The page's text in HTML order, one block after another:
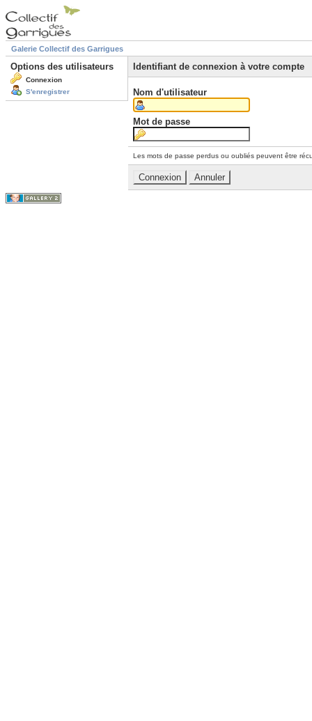
Galerie Collectif des Garrigues
Options des utilisateurs
Connexion
S'enregistrer
Identifiant de connexion à votre compte
Nom d'utilisateur
Mot de passe
Les mots de passe perdus ou oubliés peuvent être